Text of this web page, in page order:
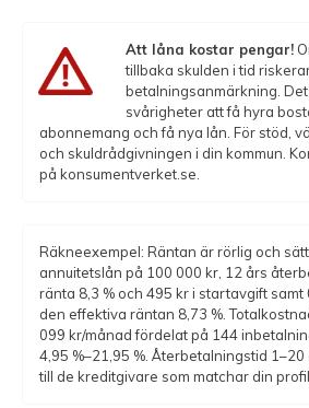
Att låna kostar pengar!
tillbaka skulden i tid
betalningsanmärkning.
svårigheter att få hyra
abonnemang och få nya lån. För stöd,
och skuldrådgivningen i din kommun.
på konsumentverket.se.
Räkneexempel: Räntan är rörlig och
annuitetslån på 100 000 kr, 12 års
ränta 8,3 % och 495 kr i startavgift samt
den effektiva räntan 8,73 %.
099 kr/månad fördelat på 144
4,95 %–21,95 %. Återbetalningstid
till de kreditgivare som matchar din